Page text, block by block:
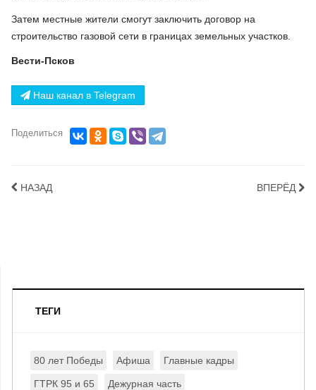
Затем местные жители смогут заключить договор на
строительство газовой сети в границах земельных участков.
Вести-Псков
Наш канал в Telegram
Поделиться
НАЗАД ВПЕРЁД
ТЕГИ
80 лет Победы Афиша Главные кадры
ГТРК 95 и 65 Дежурная часть